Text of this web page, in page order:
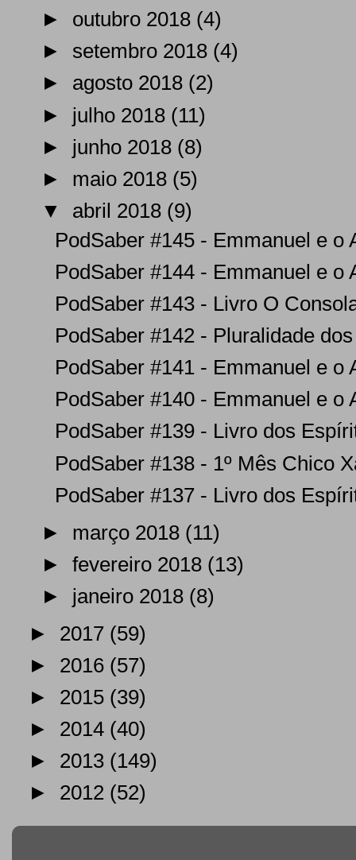
► outubro 2018 (4)
► setembro 2018 (4)
► agosto 2018 (2)
► julho 2018 (11)
► junho 2018 (8)
► maio 2018 (5)
▼ abril 2018 (9)
PodSaber #145 - Emmanuel e o
PodSaber #144 - Emmanuel e o
PodSaber #143 - Livro O
PodSaber #142 - Pluralidade
PodSaber #141 - Emmanuel e o
PodSaber #140 - Emmanuel e o
PodSaber #139 - Livro dos
PodSaber #138 - 1º Mês Chico
PodSaber #137 - Livro dos
► março 2018 (11)
►fevereiro 2018 (13)
► janeiro 2018 (8)
► 2017 (59)
► 2016 (57)
► 2015 (39)
► 2014 (40)
► 2013 (149)
► 2012 (52)